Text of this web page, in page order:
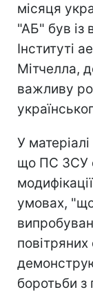
місяця
"АБ" був із
Інституті
Мітчелла,
важливу
У
що ПС ЗСУ
умовах,
повітряних
боротьби з